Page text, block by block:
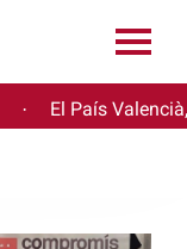
· El País